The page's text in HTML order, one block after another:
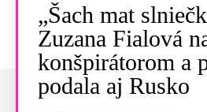
„Šach mat
Zuzana Fialová
konšpirátorom a
podala aj Rusko